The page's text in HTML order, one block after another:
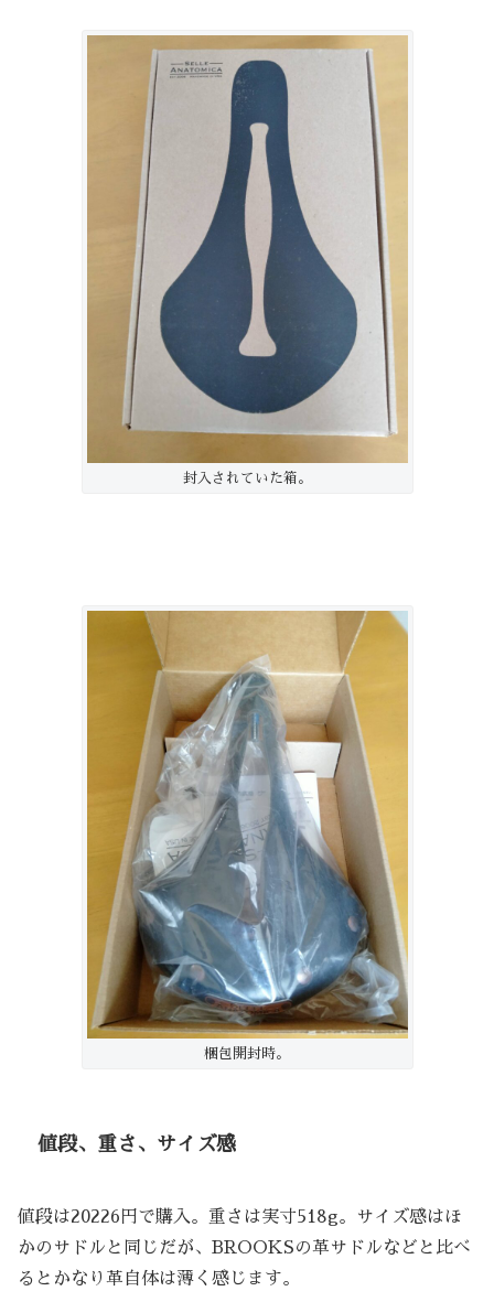
封入されていた箱。
梱包開封時。
値段、重さ、サイズ感
値段は20226円で購入。重さは実寸518g。サイズ感はほ
かのサドルと同じだが、BROOKSの革サドルなどと比べ
るとかなり革自体は薄く感じます。